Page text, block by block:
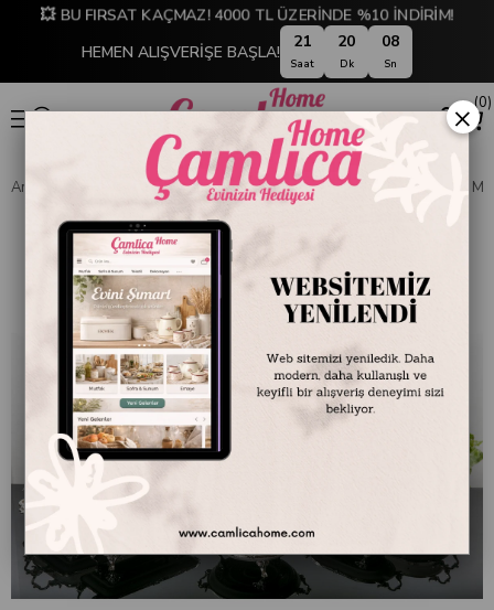
💥 BU FIRSAT KAÇMAZ! 4000 TL ÜZERİNDE %10 İNDİRİM!
HEMEN ALIŞVERİŞE BAŞLA! 21
Saat
20
Dk
07
Sn
0
Anasayfa SOFRA & MUTFAK SOFRA & SERVİS Servis Kapları ve
×